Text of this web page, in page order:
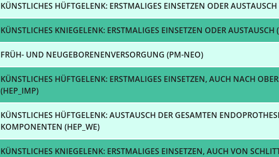
KÜNSTLICHES HÜFTGELENK: ERSTMALIGES EINSETZEN ODER
KÜNSTLICHES KNIEGELENK: ERSTMALIGES EINSETZEN ODER AUSTAUSCH
FRÜH- UND NEUGEBORENENVERSORGUNG (PM-NEO)
KÜNSTLICHES HÜFTGELENK: ERSTMALIGES EINSETZEN, AUCH NACH
(HEP_IMP)
KÜNSTLICHES HÜFTGELENK: AUSTAUSCH DER GESAMTEN
KOMPONENTEN (HEP_WE)
KÜNSTLICHES KNIEGELENK: ERSTMALIGES EINSETZEN, AUCH VON